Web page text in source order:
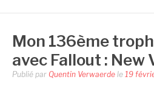
Mon 136ème
avec Fallout : New
Publié par Quentin Verwaerde le 19